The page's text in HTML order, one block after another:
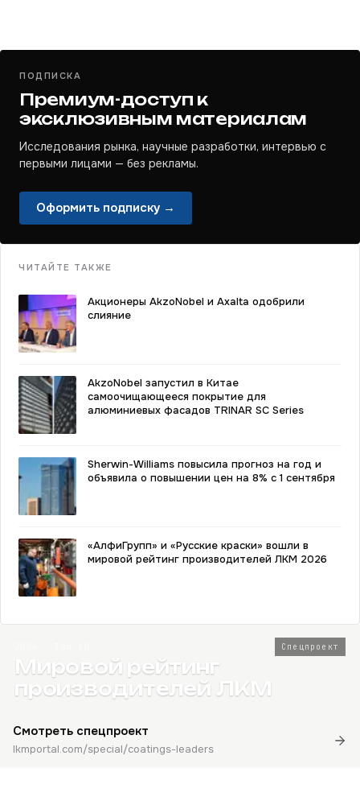
ПОДПИСКА
Премиум-доступ к
эксклюзивным материалам
Исследования рынка, научные разработки, интервью с
первыми лицами — без рекламы.
Оформить подписку →
ЧИТАЙТЕ ТАКЖЕ
Акционеры AkzoNobel и Axalta одобрили
слияние
AkzoNobel запустил в Китае
самоочищающееся покрытие для
алюминиевых фасадов TRINAR SC Series
Sherwin-Williams повысила прогноз на год и
объявила о повышении цен на 8% с 1 сентября
«АлфиГрупп» и «Русские краски» вошли в
мировой рейтинг производителей ЛКМ 2026
Спецпроект
Мировой рейтинг
производителей ЛКМ
Смотреть спецпроект
lkmportal.com/special/coatings-leaders